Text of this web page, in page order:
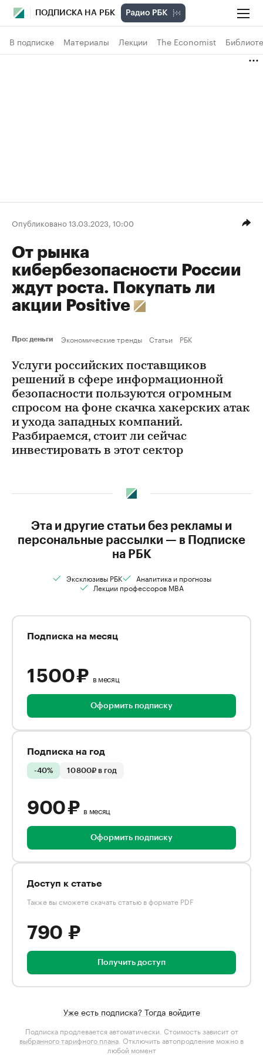
ПОДПИСКА НА РБК
В подписке Материалы Лекции The Economist
Опубликовано 13.03.2023, 10:00
От рынка
кибербезопасности России
ждут роста. Покупать ли
акции Positive
Про: деньги Экономические тренды Статьи РБК
Услуги российских поставщиков
решений в сфере информационной
безопасности пользуются огромным
спросом на фоне скачка хакерских атак
и ухода западных компаний.
Разбираемся, стоит ли сейчас
инвестировать в этот сектор
Эта и другие статьи без рекламы и
персональные рассылки — в Подписке
на РБК
Эксклюзивы РБК
Аналитика и прогнозы
Лекции профессоров MBA
Подписка на месяц
1 500 ₽ в месяц
Оформить подписку
Подписка на год
-40% 10 800₽ в год
900 ₽ в месяц
Оформить подписку
Доступ к статье
Также вы сможете скачать статью в формате PDF
790 ₽
Получить доступ
Уже есть подписка? Тогда войдите
Подписка продлевается автоматически. Стоимость зависит от
выбранного тарифного плана . Отключить автопродление можно в
любой момент